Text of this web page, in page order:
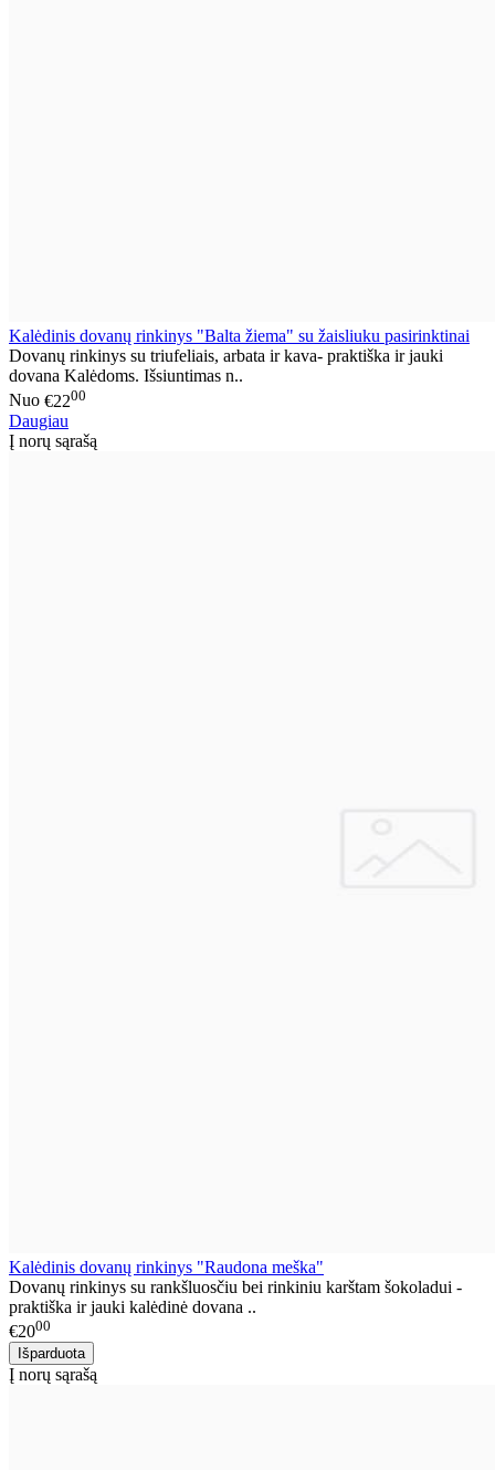
Kalėdinis dovanų rinkinys "Balta žiema" su žaisliuku pasirinktinai
Dovanų rinkinys su triufeliais, arbata ir kava- praktiška ir jauki
dovana Kalėdoms. Išsiuntimas n..
Nuo €2200
Daugiau
Į norų sąrašą
Kalėdinis dovanų rinkinys "Raudona meška"
Dovanų rinkinys su rankšluosčiu bei rinkiniu karštam šokoladui -
praktiška ir jauki kalėdinė dovana ..
€2000
Į norų sąrašą